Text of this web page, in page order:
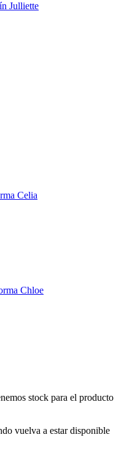
stock para el producto
vuelva a estar disponible